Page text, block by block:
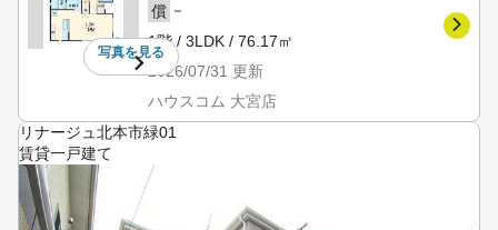
写真を見る
償 －
1階 / 3LDK / 76.17㎡
2026/07/31 更新
ハウスコム 大宮店
リナージュ北本市緑01
賃貸一戸建て